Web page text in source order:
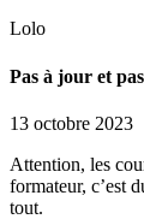
Lolo
Pas à jour et
13 octobre 2023
Attention, les
formateur, c’est
tout.